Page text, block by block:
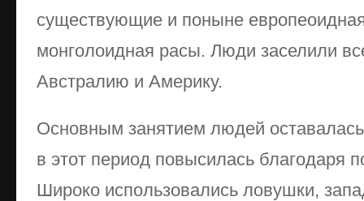
существующие и поныне
монголоидная расы. Люди заселили
Австралию и Америку.
Основным занятием людей
в этот период повысилась благодаря
Широко использовались ловушки,